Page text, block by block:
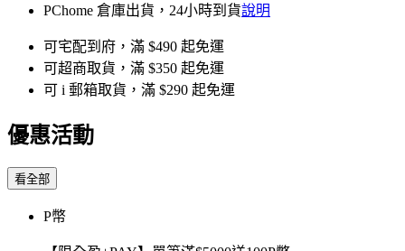
PChome 倉庫出貨，24小時到貨說明
可宅配到府，滿 $490 起免運
可超商取貨，滿 $350 起免運
可 i 郵箱取貨，滿 $290 起免運
優惠活動
看全部
P幣